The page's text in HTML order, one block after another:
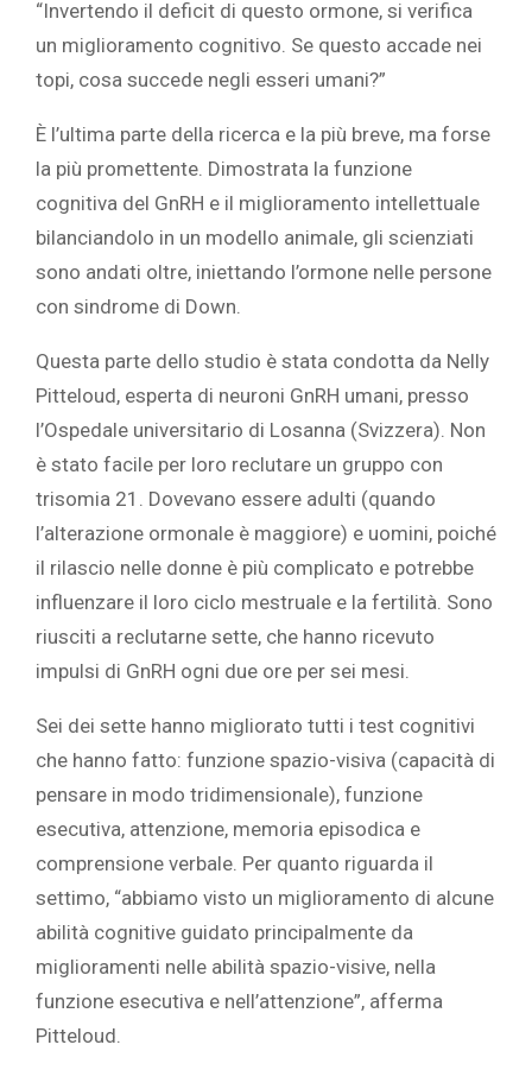
“Invertendo il deficit di questo ormone, si verifica
un miglioramento cognitivo. Se questo accade nei
topi, cosa succede negli esseri umani?”
È l’ultima parte della ricerca e la più breve, ma forse
la più promettente. Dimostrata la funzione
cognitiva del GnRH e il miglioramento intellettuale
bilanciandolo in un modello animale, gli scienziati
sono andati oltre, iniettando l’ormone nelle persone
con sindrome di Down.
Questa parte dello studio è stata condotta da Nelly
Pitteloud, esperta di neuroni GnRH umani, presso
l’Ospedale universitario di Losanna (Svizzera). Non
è stato facile per loro reclutare un gruppo con
trisomia 21. Dovevano essere adulti (quando
l’alterazione ormonale è maggiore) e uomini, poiché
il rilascio nelle donne è più complicato e potrebbe
influenzare il loro ciclo mestruale e la fertilità. Sono
riusciti a reclutarne sette, che hanno ricevuto
impulsi di GnRH ogni due ore per sei mesi.
Sei dei sette hanno migliorato tutti i test cognitivi
che hanno fatto: funzione spazio-visiva (capacità di
pensare in modo tridimensionale), funzione
esecutiva, attenzione, memoria episodica e
comprensione verbale. Per quanto riguarda il
settimo, “abbiamo visto un miglioramento di alcune
abilità cognitive guidato principalmente da
miglioramenti nelle abilità spazio-visive, nella
funzione esecutiva e nell’attenzione”, afferma
Pitteloud.